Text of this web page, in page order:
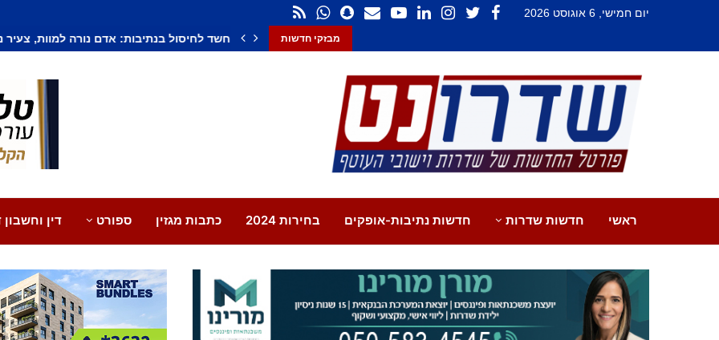
יום חמישי, 6 אוגוסט 2026
מבזקי חדשות חשד לחיסול בנתיבות: אדם נורה למוות, צעיר
ראשי חדשות שדרות חדשות נתיבות-אופקים בחירות 2024 כתבות מגזין ספורט דין וחשבון